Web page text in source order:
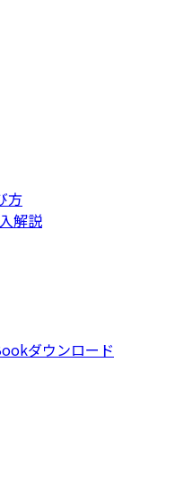
方
解説
ダウンロード